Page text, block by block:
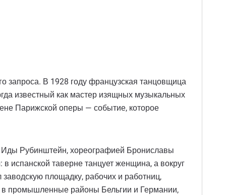
запроса. В 1928 году французская танцовщица
известный как мастер изящных музыкальных
Парижской оперы — событие, которое
Иды Рубинштейн, хореографией Брониславы
таверне танцует женщина, а вокруг
площадку, рабочих и работниц,
в промышленные районы Бельгии и Германии,